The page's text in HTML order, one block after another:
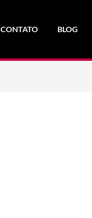
CONTATO BLOG